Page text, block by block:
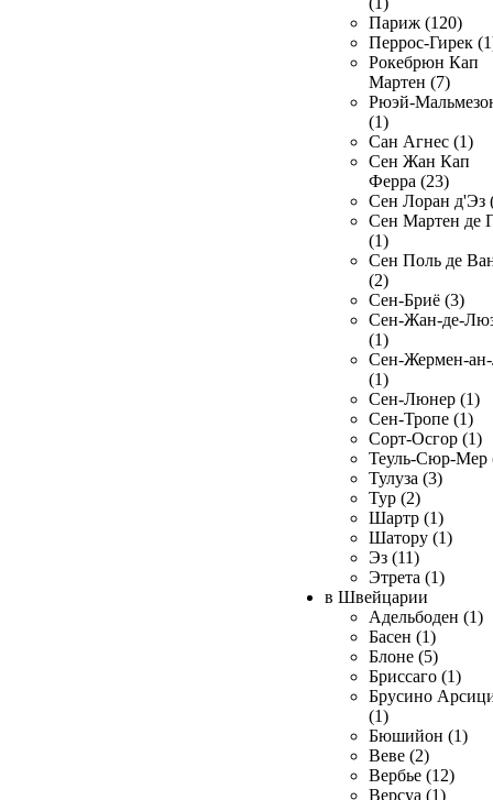
Париж (120)
Перрос-Гирек
Рокебрюн Кап
Мартен (7)
Рюэй-
(1)
Сан Агнес (1)
Сен Жан Кап
Ферра (23)
Сен Лоран д'Эз
Сен Мартен де
(1)
Сен Поль де
(2)
Сен-Бриё (3)
Сен-Жан-де-
(1)
Сен-Жермен-
(1)
Сен-Люнер (1)
Сен-Тропе (1)
Сорт-Осгор (1)
Теуль-Сюр-Мер
Тулуза (3)
Тур (2)
Шартр (1)
Шатору (1)
Эз (11)
Этрета (1)
в Швейцарии
Адельбоден (1)
Басен (1)
Блоне (5)
Бриссаго (1)
Брусино
(1)
Бюшийон (1)
Веве (2)
Вербье (12)
Версуа (1)